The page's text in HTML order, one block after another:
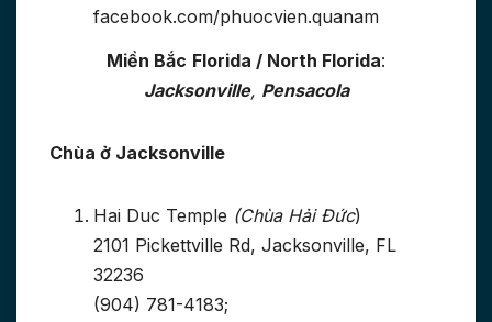
facebook.com/phuocvien.quanam
Miền Bắc Florida / North Florida:
Jacksonville, Pensacola
Chùa ở Jacksonville
Hai Duc Temple (Chùa Hải Đức)
2101 Pickettville Rd, Jacksonville, FL
32236
(904) 781-4183;